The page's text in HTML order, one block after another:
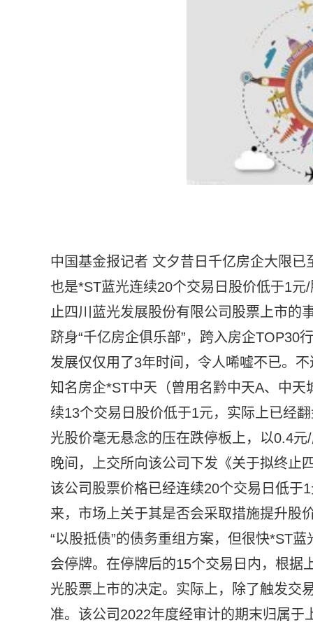
中国基金报记者 文夕昔日千亿房企大限
也是*ST蓝光连续20个交易日股价低于1
止四川蓝光发展股份有限公司股票上市的
跻身“千亿房企俱乐部”，跨入房企TOP30
发展仅仅用了3年时间，令人唏嘘不已。
知名房企*ST中天（曾用名黔中天A、中
续13个交易日股价低于1元，实际上已经
光股价毫无悬念的压在跌停板上，以0.4
晚间，上交所向该公司下发《关于拟终止
该公司股票价格已经连续20个交易日低于
来，市场上关于其是否会采取措施提升股
“以股抵债”的债务重组方案，但很快*ST
会停牌。在停牌后的15个交易日内，根据
光股票上市的决定。实际上，除了触发交
准。该公司2022年度经审计的期末归属